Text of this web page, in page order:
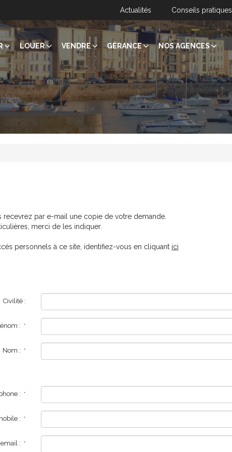
Actualités Conseils pratiques
LOUER VENDRE GÉRANCE NOS AGENCES
par e-mail une copie de votre demande.
merci de les indiquer.
personnels à ce site, identifiez-vous en cliquant ici
Civilité :
: *
Nom : *
: *
: *
: *